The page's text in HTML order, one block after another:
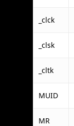
_clck
_clsk
_cltk
MUID
MR